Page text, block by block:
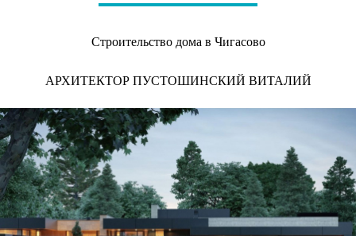
Строительство дома в Чигасово
АРХИТЕКТОР ПУСТОШИНСКИЙ ВИТАЛИЙ